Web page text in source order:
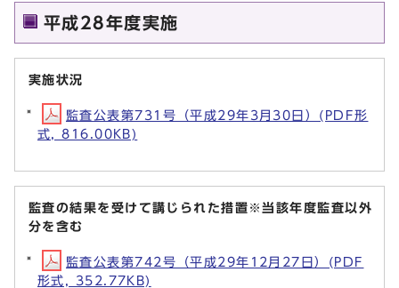
平成28年度実施
実施状況
監査公表第731号（平成29年3月30日）(PDF形
式, 816.00KB)
監査の結果を受けて講じられた措置※当該年度監査以外
分を含む
監査公表第742号（平成29年12月27日）(PDF
形式, 352.77KB)